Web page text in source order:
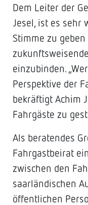
Dem Leiter der
Jesel, ist es sehr
Stimme zu
einzubinden.
Perspektive der
bekräftigt Achim
Fahrgäste zu
Als beratendes
Fahrgastbeirat
zwischen den
saarländischen
öffentlichen